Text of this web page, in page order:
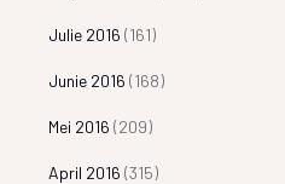
Julie 2016 (161)
Junie 2016 (168)
Mei 2016 (209)
April 2016 (315)